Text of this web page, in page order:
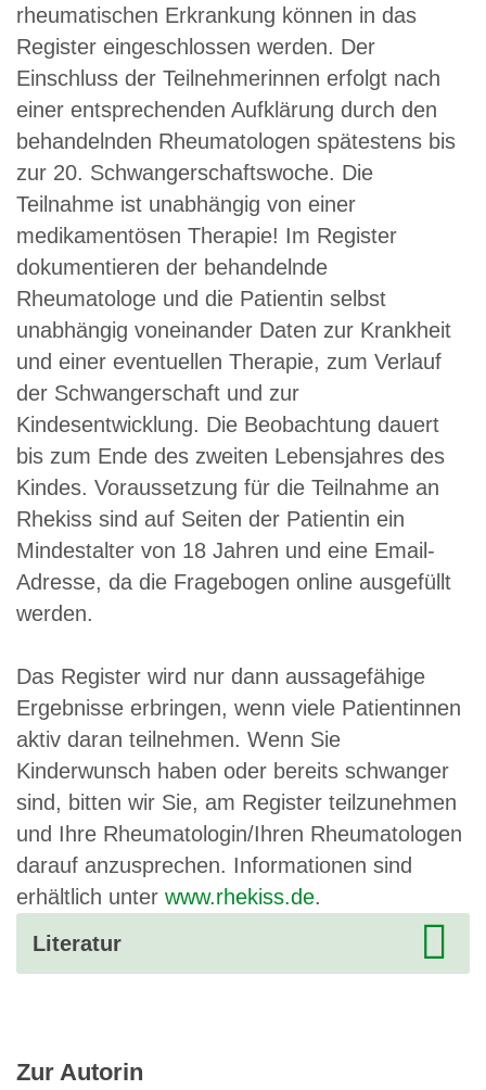
rheumatischen Erkrankung können in das
Register eingeschlossen werden. Der
Einschluss der Teilnehmerinnen erfolgt nach
einer entsprechenden Aufklärung durch den
behandelnden Rheumatologen spätestens bis
zur 20. Schwangerschaftswoche. Die
Teilnahme ist unabhängig von einer
medikamentösen Therapie! Im Register
dokumentieren der behandelnde
Rheumatologe und die Patientin selbst
unabhängig voneinander Daten zur Krankheit
und einer eventuellen Therapie, zum Verlauf
der Schwangerschaft und zur
Kindesentwicklung. Die Beobachtung dauert
bis zum Ende des zweiten Lebensjahres des
Kindes. Voraussetzung für die Teilnahme an
Rhekiss sind auf Seiten der Patientin ein
Mindestalter von 18 Jahren und eine Email-
Adresse, da die Fragebogen online ausgefüllt
werden.
Das Register wird nur dann aussagefähige
Ergebnisse erbringen, wenn viele Patientinnen
aktiv daran teilnehmen. Wenn Sie
Kinderwunsch haben oder bereits schwanger
sind, bitten wir Sie, am Register teilzunehmen
und Ihre Rheumatologin/Ihren Rheumatologen
darauf anzusprechen. Informationen sind
erhältlich unter www.rhekiss.de.
Literatur
Zur Autorin